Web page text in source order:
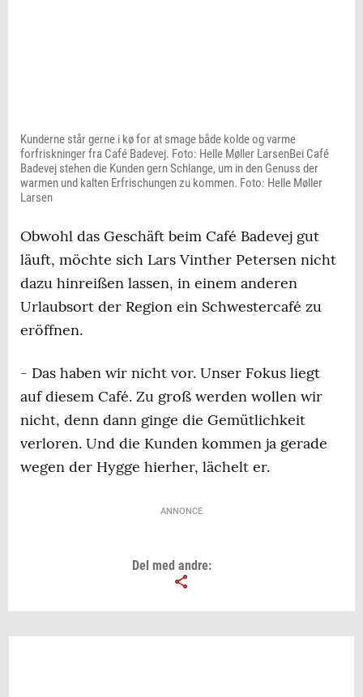
Kunderne står gerne i kø for at smage både kolde og varme
forfriskninger fra Café Badevej. Foto: Helle Møller LarsenBei Café
Badevej stehen die Kunden gern Schlange, um in den Genuss der
warmen und kalten Erfrischungen zu kommen. Foto: Helle Møller
Larsen
Obwohl das Geschäft beim Café Badevej gut
läuft, möchte sich Lars Vinther Petersen nicht
dazu hinreißen lassen, in einem anderen
Urlaubsort der Region ein Schwestercafé zu
eröffnen.
- Das haben wir nicht vor. Unser Fokus liegt
auf diesem Café. Zu groß werden wollen wir
nicht, denn dann ginge die Gemütlichkeit
verloren. Und die Kunden kommen ja gerade
wegen der Hygge hierher, lächelt er.
ANNONCE
Del med andre: